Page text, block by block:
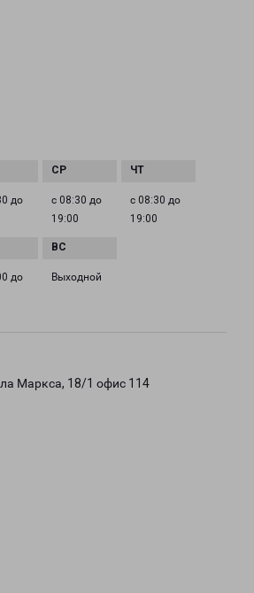
до
с 08:30 до
19:00
с 08:30 до
19:00
до
Выходной
Маркса, 18/1 офис 114